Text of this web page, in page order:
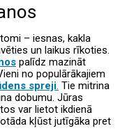
– iesnas, kakla
un laikus rīkoties.
palīdz mazināt
no populārākajiem
spreji Tie mitrina
dobumu. Jūras
var lietot ikdienā
kļūst jutīgāka pret